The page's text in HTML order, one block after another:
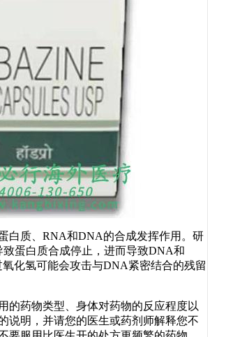
白质、RNA和DNA的合成发挥作用。研
蛋白质合成停止，进而导致DNA和
化氢可能会攻击与DNA紧密结合的残留
的药物类型、身体对药物的反应程度以
说明，并请您的医生或药剂师解释您不